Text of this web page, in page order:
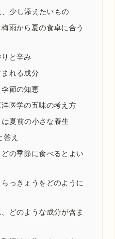
少し添えたいもの
雨から夏の食卓に合う
と辛み
れる成分
節の知恵
医学の五味の考え方
夏前の小さな養生
答え
の季節に食べるとよい
っきょうをどのように
どのような成分が含ま